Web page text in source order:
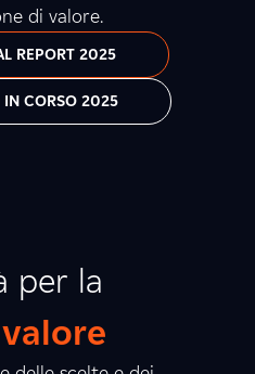
di valore.
REPORT 2025
IN CORSO 2025
per la